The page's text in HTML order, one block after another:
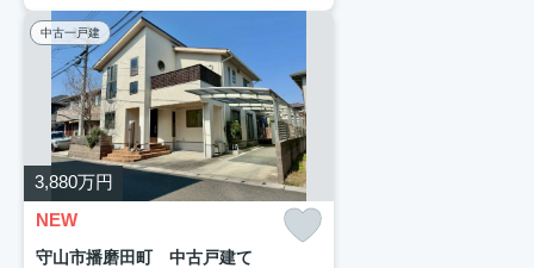
中古一戸建
3,880万円
NEW
守山市播磨田町 中古戸建て